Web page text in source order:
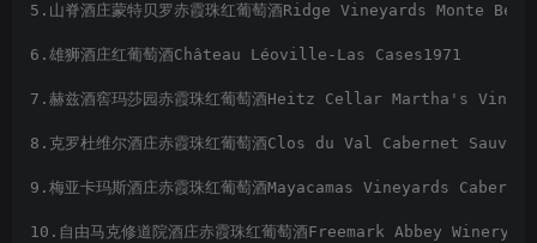
5.山脊酒庄蒙特贝罗赤霞珠红葡萄酒Ridge Vineyards Monte
6.雄狮酒庄红葡萄酒Château Léoville-Las Cases1971
7.赫兹酒窖玛莎园赤霞珠红葡萄酒Heitz Cellar Martha's
8.克罗杜维尔酒庄赤霞珠红葡萄酒Clos du Val Cabernet
9.梅亚卡玛斯酒庄赤霞珠红葡萄酒Mayacamas Vineyards
10.自由马克修道院酒庄赤霞珠红葡萄酒Freemark Abbey Winery